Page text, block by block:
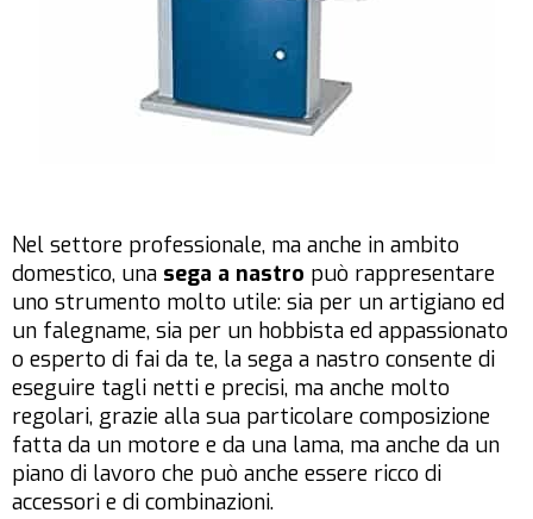
Nel settore professionale, ma anche in ambito
domestico, una sega a nastro può rappresentare
uno strumento molto utile: sia per un artigiano ed
un falegname, sia per un hobbista ed appassionato
o esperto di fai da te, la sega a nastro consente di
eseguire tagli netti e precisi, ma anche molto
regolari, grazie alla sua particolare composizione
fatta da un motore e da una lama, ma anche da un
piano di lavoro che può anche essere ricco di
accessori e di combinazioni.